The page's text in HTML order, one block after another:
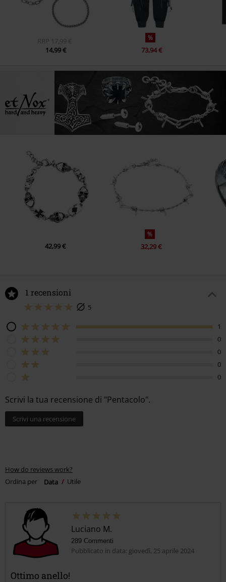
RRP
17,99 €
14,99 €
%
73,94 €
42,99 €
%
32,29 €
1 recensioni
5
1
0
0
0
0
Scrivi la tua recensione di "Pentacolo".
Scrivi una recensione
How do reviews work?
Ordina per
Data Utile
Luciano M.
289 Commenti
Pubblicato in data: giovedì, 25 aprile 2024
Ottimo anello!